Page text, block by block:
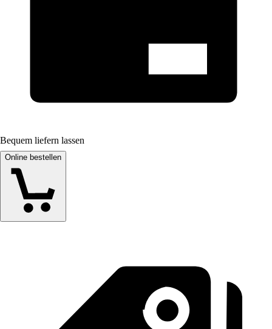
Bequem liefern lassen
Online bestellen